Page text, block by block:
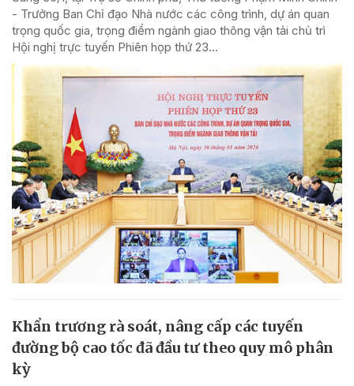
- Trưởng Ban Chỉ đạo Nhà nước các công trình, dự án quan
trọng quốc gia, trọng điểm ngành giao thông vận tải chủ trì
Hội nghị trực tuyến Phiên họp thứ 23...
Khẩn trương rà soát, nâng cấp các tuyến
đường bộ cao tốc đã đầu tư theo quy mô phân
kỳ